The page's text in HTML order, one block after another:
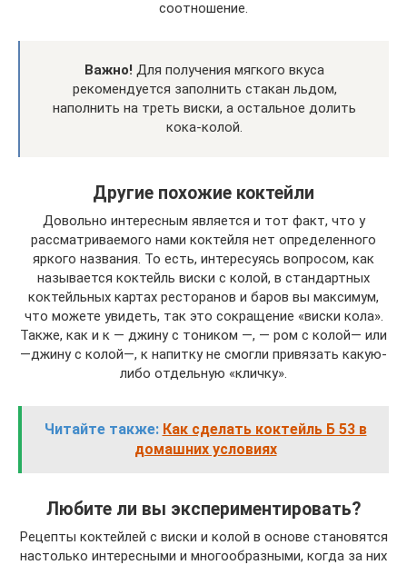
соотношение.
Важно! Для получения мягкого вкуса
рекомендуется заполнить стакан льдом,
наполнить на треть виски, а остальное долить
кока-колой.
Другие похожие коктейли
Довольно интересным является и тот факт, что у
рассматриваемого нами коктейля нет определенного
яркого названия. То есть, интересуясь вопросом, как
называется коктейль виски с колой, в стандартных
коктейльных картах ресторанов и баров вы максимум,
что можете увидеть, так это сокращение «виски кола».
Также, как и к — джину с тоником —, — ром с колой— или
—джину с колой—, к напитку не смогли привязать какую-
либо отдельную «кличку».
Читайте также: Как сделать коктейль Б 53 в
домашних условиях
Любите ли вы экспериментировать?
Рецепты коктейлей с виски и колой в основе становятся
настолько интересными и многообразными, когда за них